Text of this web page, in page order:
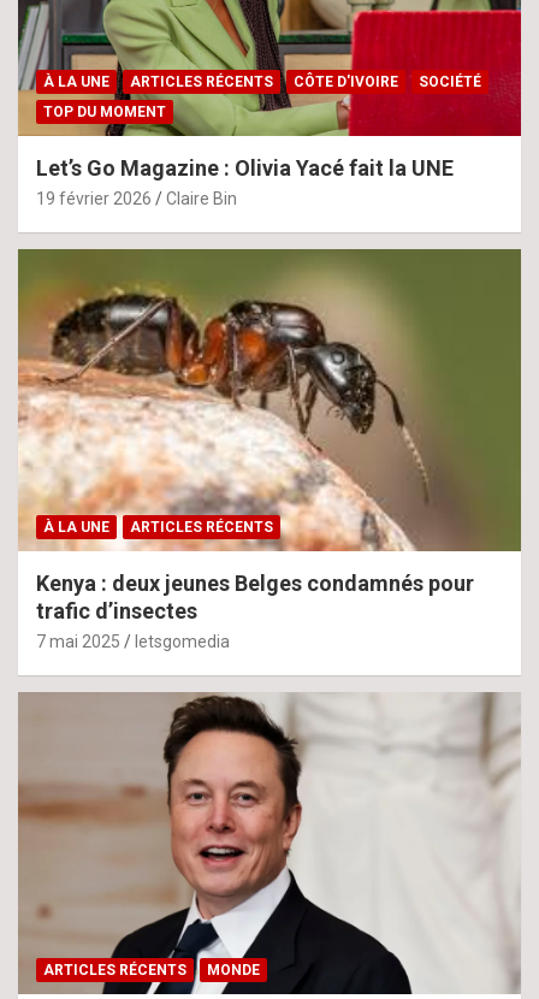
À LA UNE ARTICLES RÉCENTS CÔTE D'IVOIRE
SOCIÉTÉ
TOP DU MOMENT
Let’s Go Magazine : Olivia Yacé fait la UNE
19 février 2026 Claire Bin
À LA UNE ARTICLES RÉCENTS
Kenya : deux jeunes Belges condamnés pour
trafic d’insectes
7 mai 2025 letsgomedia
ARTICLES RÉCENTS MONDE